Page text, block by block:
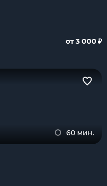
от 3 000 ₽
60 мин.